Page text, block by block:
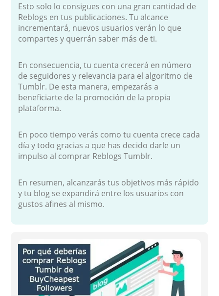
Esto solo lo consigues con una gran cantidad de
Reblogs en tus publicaciones. Tu alcance
incrementará, nuevos usuarios verán lo que
compartes y querrán saber más de ti.
En consecuencia, tu cuenta crecerá en número
de seguidores y relevancia para el algoritmo de
Tumblr. De esta manera, empezarás a
beneficiarte de la promoción de la propia
plataforma.
En poco tiempo verás como tu cuenta crece cada
día y todo gracias a que has decido darle un
impulso al comprar Reblogs Tumblr.
En resumen, alcanzarás tus objetivos más rápido
y tu blog se expandirá entre los usuarios con
gustos afines al mismo.